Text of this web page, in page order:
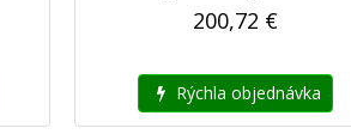
200,72 €
Rýchla objednávka